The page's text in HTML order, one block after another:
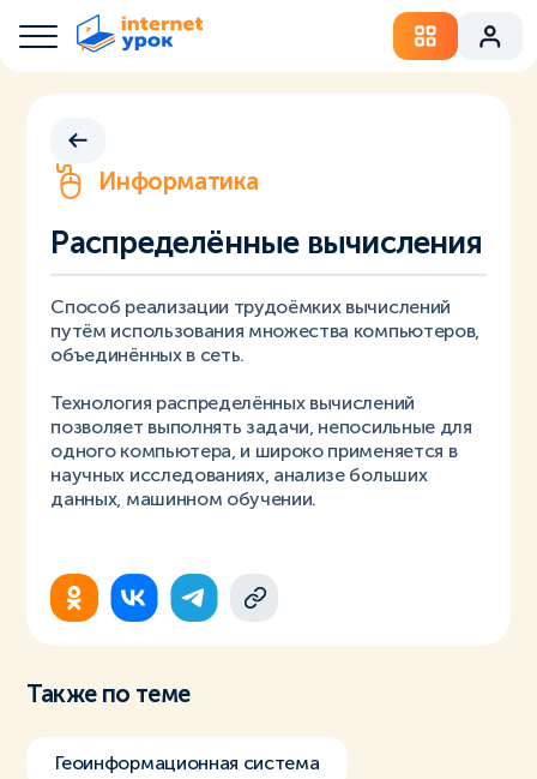
Информатика
Распределённые вычисления
Способ реализации трудоёмких вычислений
путём использования множества компьютеров,
объединённых в сеть.
Технология распределённых вычислений
позволяет выполнять задачи, непосильные для
одного компьютера, и широко применяется в
научных исследованиях, анализе больших
данных, машинном обучении.
Также по теме
Геоинформационная система